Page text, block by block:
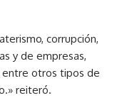
corrupción,
y de empresas,
entre otros tipos de
reiteró.